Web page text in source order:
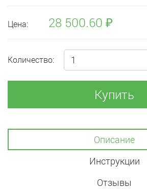
Цена: 28 500.60 ₽
Количество:
Купить
Описание
Инструкции
Отзывы